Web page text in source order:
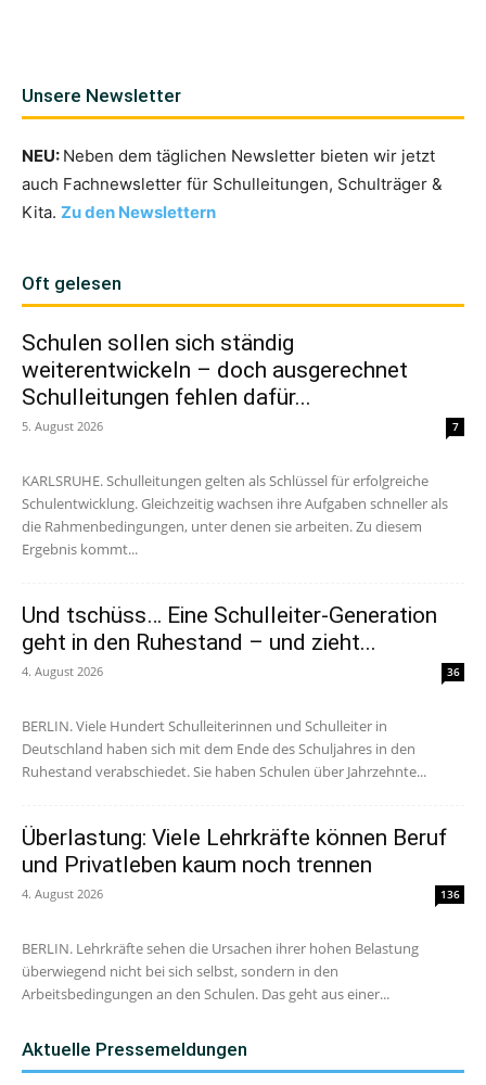
Unsere Newsletter
NEU: Neben dem täglichen Newsletter bieten wir jetzt
auch Fachnewsletter für Schulleitungen, Schulträger &
Kita. Zu den Newslettern
Oft gelesen
Schulen sollen sich ständig
weiterentwickeln – doch ausgerechnet
Schulleitungen fehlen dafür...
5. August 2026 7
KARLSRUHE. Schulleitungen gelten als Schlüssel für erfolgreiche
Schulentwicklung. Gleichzeitig wachsen ihre Aufgaben schneller als
die Rahmenbedingungen, unter denen sie arbeiten. Zu diesem
Ergebnis kommt...
Und tschüss… Eine Schulleiter-Generation
geht in den Ruhestand – und zieht...
4. August 2026 36
BERLIN. Viele Hundert Schulleiterinnen und Schulleiter in
Deutschland haben sich mit dem Ende des Schuljahres in den
Ruhestand verabschiedet. Sie haben Schulen über Jahrzehnte...
Überlastung: Viele Lehrkräfte können Beruf
und Privatleben kaum noch trennen
4. August 2026 136
BERLIN. Lehrkräfte sehen die Ursachen ihrer hohen Belastung
überwiegend nicht bei sich selbst, sondern in den
Arbeitsbedingungen an den Schulen. Das geht aus einer...
Aktuelle Pressemeldungen